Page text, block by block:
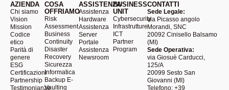
AZIENDA
Chi siamo
Vision
Mission
Codice
etico
Parità di
genere
ESG
Certificazioni
Partnership
Testimonianze
COSA
OFFRIAMO
Risk
Assessment
Business
Continuity
Disaster
Recovery
Sicurezza
Informatica
Backup E-
Vaulting
ASSISTENZA
Assistenza
Hardware
Assistenza
Server
Portale
Assistenza
Newsroom
BUSINESS
UNIT
Cybersecurity
Infrastrutture
ICT
Partner
Program
CONTATTI
Sede Legale:
via Picasso angolo
Morandi, SNC
20092 Cinisello Balsamo
(MI)
Sede Operativa:
via Giosuè Carducci,
125/A
20099 Sesto San
Giovanni (MI)
Telefono: +39